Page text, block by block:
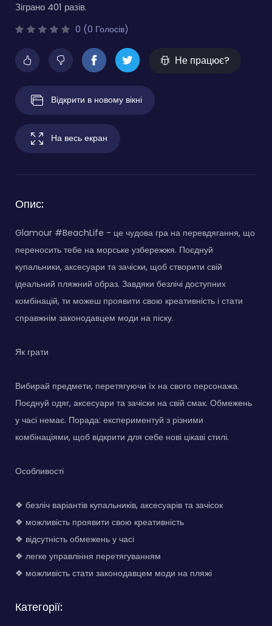
Зіграно 401 разів.
0 (0 Голосів)
Не працює?
Відкрити в новому вікні
На весь екран
Опис:
Glamour #BeachLife - це чудова гра на перевдягання, що
переносить тебе на морське узбережжя. Поєднуй
купальники, аксесуари та зачіски, щоб створити свій
ідеальний пляжний образ. Завдяки безлічі доступних
комбінацій, ти можеш проявити свою креативність і стати
справжнім законодавцем моди на піску.
Як грати
Вибирай предмети, перетягуючи їх на свого персонажа.
Поєднуй одяг, аксесуари та зачіски на свій смак. Обмежень
у часі немає. Порада: експериментуй з різними
комбінаціями, щоб відкрити для себе нові цікаві стилі.
Особливості
❖ безліч варіантів купальників, аксесуарів та зачісок
❖ можливість проявити свою креативність
❖ відсутність обмежень у часі
❖ легке управління перетягуванням
❖ можливість стати законодавцем моди на пляжі
Категорії: